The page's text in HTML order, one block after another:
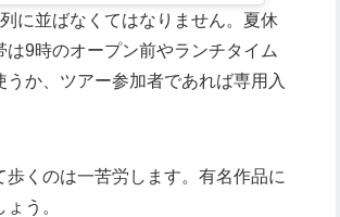
に並ばなくてはなりません。夏休
9時のオープン前やランチタイム
か、ツアー参加者であれば専用入
くのは一苦労します。有名作品に
う。